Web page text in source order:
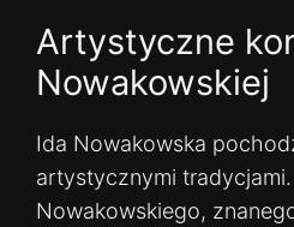
Artystyczne
Nowakowskiej
Ida Nowakowska
artystycznymi
Nowakowskiego,